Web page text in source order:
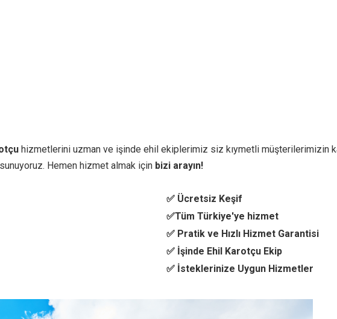
hizmetlerini uzman ve işinde ehil ekiplerimiz siz kıymetli müşterilerimizin
Hemen hizmet almak için bizi arayın!
✅ Ücretsiz Keşif
✅Tüm Türkiye'ye hizmet
✅ Pratik ve Hızlı Hizmet Garantisi
✅ İşinde Ehil Karotçu Ekip
✅ İsteklerinize Uygun Hizmetler